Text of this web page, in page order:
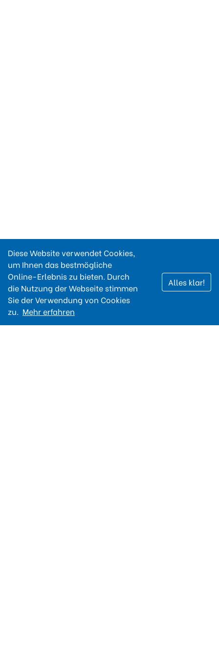
Diese Website verwendet Cookies,
um Ihnen das bestmögliche
Online-Erlebnis zu bieten. Durch
die Nutzung der Webseite stimmen
Sie der Verwendung von Cookies
zu. Mehr erfahren
Alles klar!